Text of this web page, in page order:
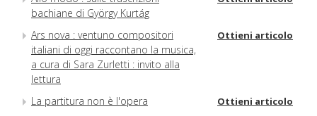
bachiane di György Kurtág
Ars nova : ventuno compositori
italiani di oggi raccontano la musica,
a cura di Sara Zurletti : invito alla
lettura
Ottieni articolo
La partitura non è l'opera Ottieni articolo